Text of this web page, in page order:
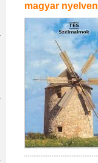
magyar nyelven